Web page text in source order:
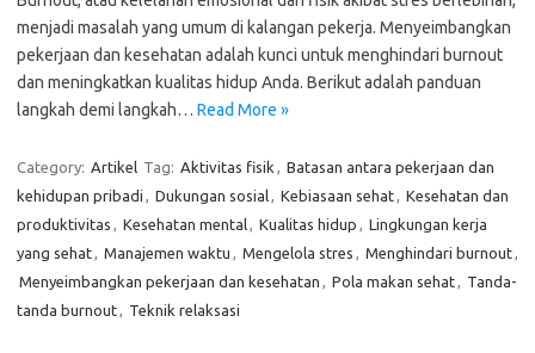
menjadi masalah yang umum di kalangan pekerja. Menyeimbangkan
pekerjaan dan kesehatan adalah kunci untuk menghindari burnout
dan meningkatkan kualitas hidup Anda. Berikut adalah panduan
langkah demi langkah… Read More »
Category: Artikel Tag: Aktivitas fisik , Batasan antara pekerjaan dan
kehidupan pribadi , Dukungan sosial, Kebiasaan sehat, Kesehatan dan
produktivitas , Kesehatan mental, Kualitas hidup , Lingkungan kerja
yang sehat, Manajemen waktu , Mengelola stres , Menghindari burnout,
Menyeimbangkan pekerjaan dan kesehatan , Pola makan sehat, Tanda-
tanda burnout, Teknik relaksasi